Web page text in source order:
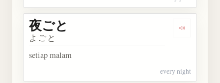
Dengarkan
夜ごと
よごと
setiap malam
every night